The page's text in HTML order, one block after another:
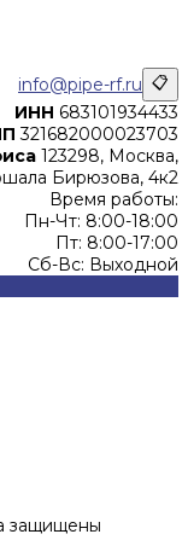
info@pipe-rf.ru 📋
ИНН 683101934433
321682000023703
123298, Москва,
Бирюзова, 4к2
Время работы:
Пн-Чт: 8:00-18:00
Пт: 8:00-17:00
Сб-Вс: Выходной
защищены